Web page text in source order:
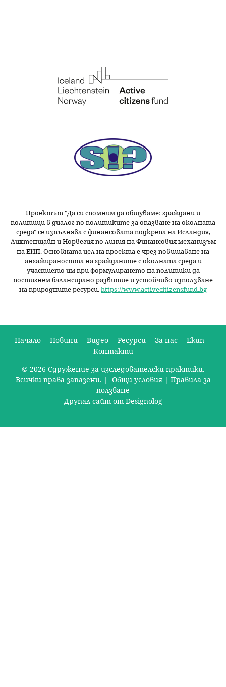
Проектът "Да си спомним даобщуваме: граждани и
политици в диалог по политиките за опазване на околната
среда" се изпълнява с финансовата подкрепа на Исландия,
Лихтенщайн и Норвегия по линия на Финансовия механизъм
на ЕИП. Основната цел на проекта е чрез повишаване на
ангажираността на гражданите с околната среда и
участието им при формулирането на политики да
постигнем балансирано развитие и устойчиво използване
на природните ресурси.https://www.activecitizensfund.bg
с
в
Начало Новини Видео Ресурси За нас
Екип
Контакти
© 2026 Сдружение за изследователски практики.
Всички права запазени. | Общи условия| Правила за
ползване
Друпал сайт от Designolog